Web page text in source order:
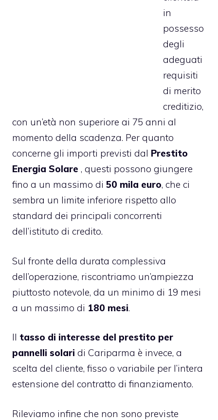
in
possesso
degli
adeguati
requisiti
di merito
creditizio,
con un’età non superiore ai 75 anni al
momento della scadenza. Per quanto
concerne gli importi previsti dal Prestito
Energia Solare , questi possono giungere
fino a un massimo di 50 mila euro, che ci
sembra un limite inferiore rispetto allo
standard dei principali concorrenti
dell’istituto di credito.
Sul fronte della durata complessiva
dell’operazione, riscontriamo un’ampiezza
piuttosto notevole, da un minimo di 19 mesi
a un massimo di 180 mesi.
Il tasso di interesse del prestito per
pannelli solari di Cariparma è invece, a
scelta del cliente, fisso o variabile per l’intera
estensione del contratto di finanziamento.
Rileviamo infine che non sono previste